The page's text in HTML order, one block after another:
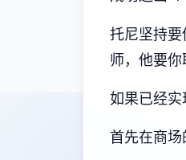
托尼坚持
师，他要你
如果已经实
首先在商